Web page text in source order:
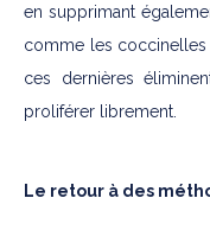
en supprimant
comme les
ces dernières
proliférer librement.
Le retour à des